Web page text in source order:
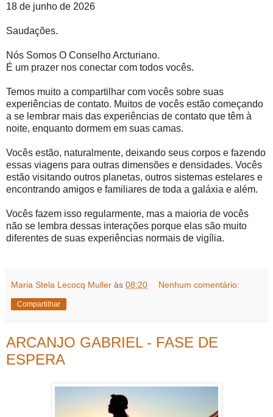
18 de junho de 2026
Saudações.
Nós Somos O Conselho Arcturiano.
É um prazer nos conectar com todos vocês.
Temos muito a compartilhar com vocês sobre suas
experiências de contato. Muitos de vocês estão começando
a se lembrar mais das experiências de contato que têm à
noite, enquanto dormem em suas camas.
Vocês estão, naturalmente, deixando seus corpos e fazendo
essas viagens para outras dimensões e densidades. Vocês
estão visitando outros planetas, outros sistemas estelares e
encontrando amigos e familiares de toda a galáxia e além.
Vocês fazem isso regularmente, mas a maioria de vocês
não se lembra dessas interações porque elas são muito
diferentes de suas experiências normais de vigília.
Maria Stela Lecocq Muller às 08:20 Nenhum comentário:
Compartilhar
ARCANJO GABRIEL - FASE DE
ESPERA